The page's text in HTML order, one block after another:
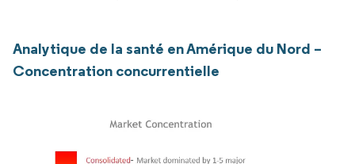
Analytique de la santé en Amérique du Nord –
Concentration concurrentielle